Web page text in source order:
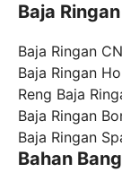
Baja Ringan
Baja Ringan
Baja Ringan
Reng Baja
Baja Ringan
Baja Ringan
Bahan